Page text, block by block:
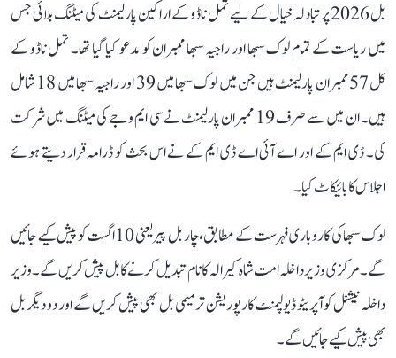
بل 2026 پر تبادلہ خیال کے لیے تمل ناڈو کے اراکین پارلیمنٹ کی میٹنگ بلائی جس
میں ریاست کے تمام لوک سبھا اور راجیہ سبھا ممبران کو مدعو کیا گیا تھا۔ تمل ناڈو کے
کل 57 ممبران پارلیمنٹ ہیں جن میں لوک سبھا میں 39 اور راجیہ سبھا میں 18 شامل
ہیں۔ ان میں سے صرف 19 ممبران پارلیمنٹ نے سی ایم وجے کی میٹنگ میں شرکت
کی۔ ڈی ایم کے اور اے آئی اے ڈی ایم کے نے اس بحث کو ڈرامہ قرار دیتے ہوئے
اجلاس کا بائیکاٹ کیا۔
لوک سبھا کی کاروباری فہرست کے مطابق، چار بل پیر یعنی 10 اگست کو پیش کیے جائیں
گے۔ مرکزی وزیر داخلہ امت شاہ کیرالہ کا نام تبدیل کرنے کا بل پیش کریں گے۔ وزیر
داخلہ نیشنل کوآپریٹو ڈیولپمنٹ کارپوریشن ترمیمی بل بھی پیش کریں گے اور دو دیگر بل
بھی پیش کیے جائیں گے۔